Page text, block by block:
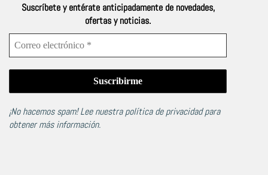
Suscríbete y entérate anticipadamente de novedades,
ofertas y noticias.
¡No hacemos spam! Lee nuestrapolítica de privacidadpara
obtener más información.